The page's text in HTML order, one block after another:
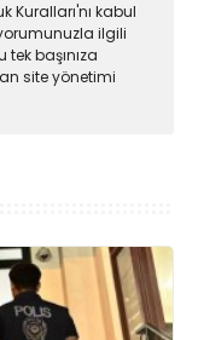
Kuralları'nı kabul
ilgili
başınıza
site yönetimi